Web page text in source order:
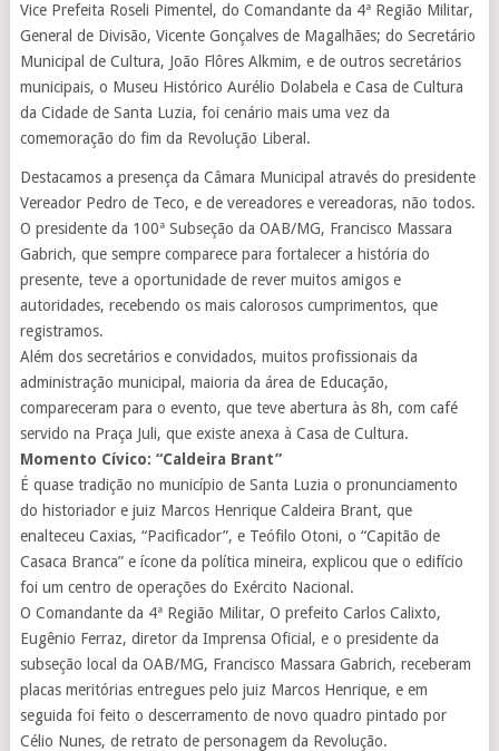
Vice Prefeita Roseli Pimentel, do Comandante da 4ª Região Militar,
General de Divisão, Vicente Gonçalves de Magalhães; do Secretário
Municipal de Cultura, João Flôres Alkmim, e de outros secretários
municipais, o Museu Histórico Aurélio Dolabela e Casa de Cultura
da Cidade de Santa Luzia, foi cenário mais uma vez da
comemoração do fim da Revolução Liberal.
Destacamos a presença da Câmara Municipal através do presidente
Vereador Pedro de Teco, e de vereadores e vereadoras, não todos.
O presidente da 100ª Subseção da OAB/MG, Francisco Massara
Gabrich, que sempre comparece para fortalecer a história do
presente, teve a oportunidade de rever muitos amigos e
autoridades, recebendo os mais calorosos cumprimentos, que
registramos.
Além dos secretários e convidados, muitos profissionais da
administração municipal, maioria da área de Educação,
compareceram para o evento, que teve abertura às 8h, com café
servido na Praça Juli, que existe anexa à Casa de Cultura.
Momento Cívico: “Caldeira Brant”
É quase tradição no município de Santa Luzia o pronunciamento
do historiador e juiz Marcos Henrique Caldeira Brant, que
enalteceu Caxias, “Pacificador”, e Teófilo Otoni, o “Capitão de
Casaca Branca” e ícone da política mineira, explicou que o edifício
foi um centro de operações do Exército Nacional.
O Comandante da 4ª Região Militar, O prefeito Carlos Calixto,
Eugênio Ferraz, diretor da Imprensa Oficial, e o presidente da
subseção local da OAB/MG, Francisco Massara Gabrich, receberam
placas meritórias entregues pelo juiz Marcos Henrique, e em
seguida foi feito o descerramento de novo quadro pintado por
Célio Nunes, de retrato de personagem da Revolução.